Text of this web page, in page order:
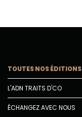
TOUTES NOS ÉDITIONS
L'ADN TRAITS D'CO
ÉCHANGEZ AVEC NOUS